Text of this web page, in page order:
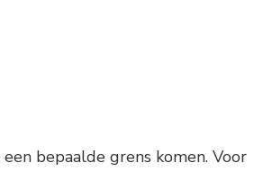
bepaalde grens komen. Voor